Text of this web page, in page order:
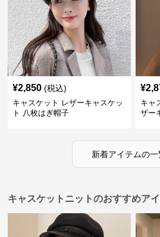
¥2,850 (税込)
キャスケット レザーキャスケッ
ト 八枚はぎ帽子
¥
キャ
ザー
新着アイテムの
キャスケットニットのおすすめア